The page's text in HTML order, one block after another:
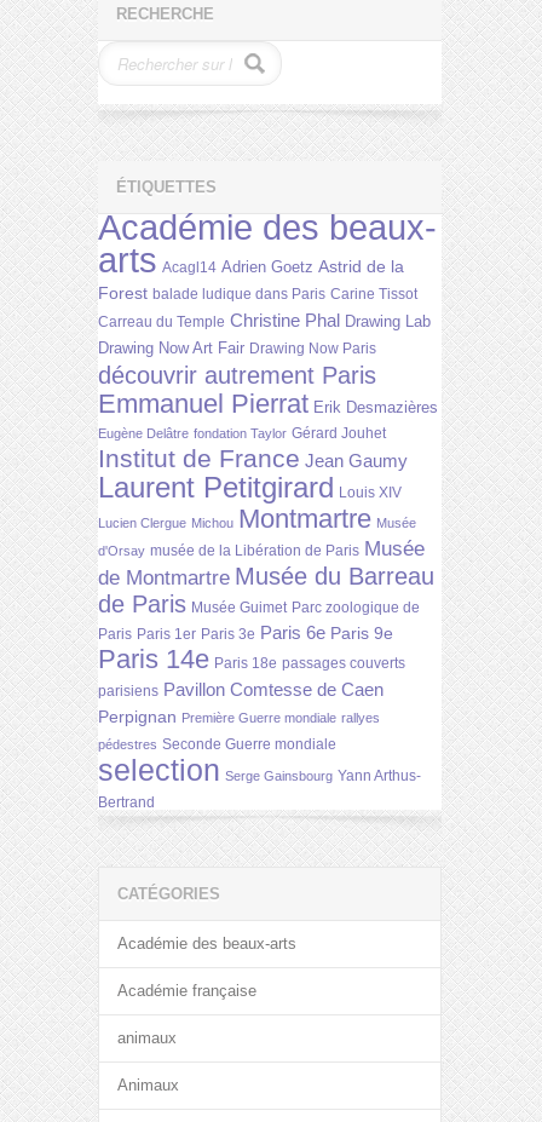
RECHERCHE
ÉTIQUETTES
Académie des beaux-
arts Acagl14 Adrien Goetz Astrid de la
Forest balade ludique dans Paris Carine Tissot
Carreau du Temple Christine Phal Drawing Lab
Drawing Now Art Fair Drawing Now Paris
découvrir autrement Paris
Emmanuel Pierrat Erik Desmazières
Eugène Delâtre fondation Taylor Gérard Jouhet
Institut de France Jean Gaumy
Laurent Petitgirard Louis XIV
Lucien Clergue Michou Montmartre Musée
d'Orsay musée de la Libération de Paris Musée
de Montmartre Musée du Barreau
de Paris Musée Guimet Parc zoologique de
Paris Paris 1er Paris 3e Paris 6e Paris 9e
Paris 14e Paris 18e passages couverts
parisiens Pavillon Comtesse de Caen
Perpignan Première Guerre mondiale rallyes
pédestres Seconde Guerre mondiale
selection Serge Gainsbourg Yann Arthus-
Bertrand
CATÉGORIES
Académie des beaux-arts
Académie française
animaux
Animaux